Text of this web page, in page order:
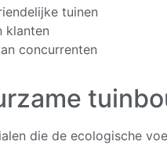
tuinen
klanten
concurrenten
die de ecologische